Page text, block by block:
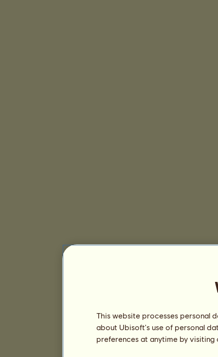
This website processes personal
about Ubisoft's use of personal
preferences at anytime by